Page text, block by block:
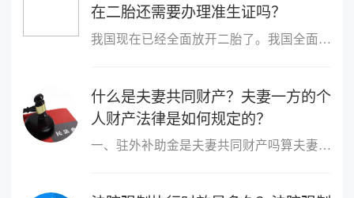
在二胎还需要办理准生证吗？
我国现在已经全面放开二胎了。我国全面开放二孩政策是自2016年1月1...
什么是夫妻共同财产？夫妻一方的个
人财产法律是如何规定的？
一、驻外补助金是夫妻共同财产吗算夫妻共同财产。一方在婚姻存续期...